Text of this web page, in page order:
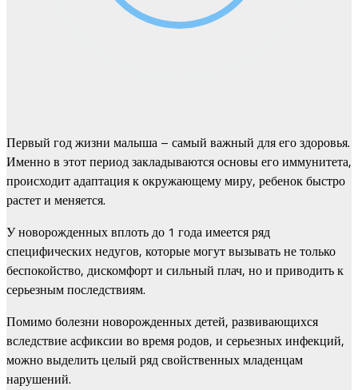
Первый год жизни малыша – самый важный для его здоровья.
Именно в этот период закладываются основы его иммунитета,
происходит адаптация к окружающему миру, ребенок быстро
растет и меняется.
У новорожденных вплоть до 1 года имеется ряд
специфических недугов, которые могут вызывать не только
беспокойство, дискомфорт и сильный плач, но и приводить к
серьезным последствиям.
Помимо болезни новорожденных детей, развивающихся
вследствие асфиксии во время родов, и серьезных инфекций,
можно выделить целый ряд свойственных младенцам
нарушений.